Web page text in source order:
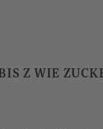
Z WIE